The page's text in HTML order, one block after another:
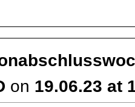
on 19.06.23 at